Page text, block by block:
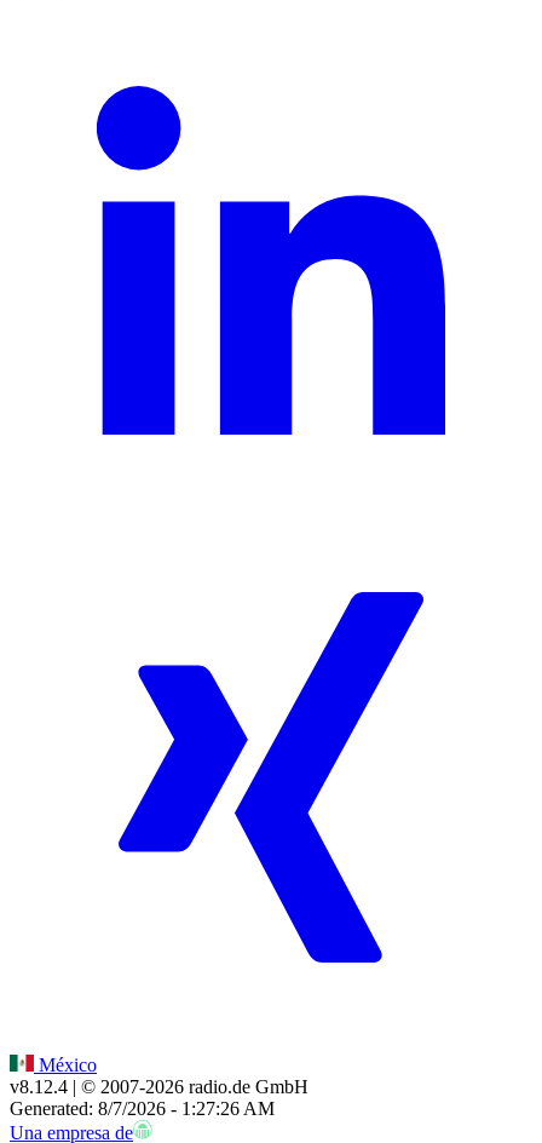
México
v8.12.4 | © 2007-2026 radio.de GmbH
Generated: 8/7/2026 - 1:27:26 AM
Una empresa de